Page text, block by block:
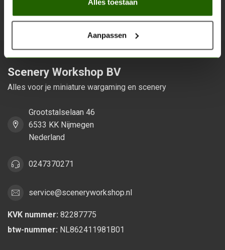
Alles toestaan
Aanpassen
Scenery Workshop BV
Alles voor je miniature wargaming en scenery
Grootstalselaan 46
6533 KK Nijmegen
Nederland
0247370271
service@sceneryworkshop.nl
KVK nummer: 82287775
btw-nummer: NL862411981B01